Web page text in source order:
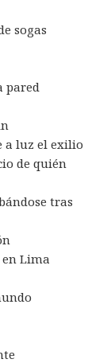
sogas
pared
a luz el exilio
de quién
tras
Lima